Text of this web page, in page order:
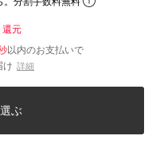
還元
以内のお支払いで
け 詳細
ぶ